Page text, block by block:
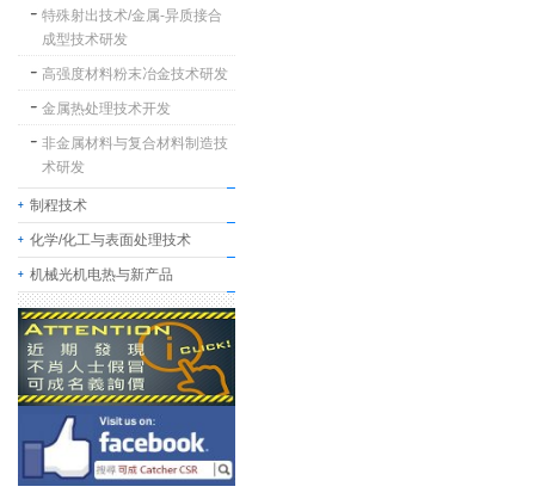
特殊射出技术/金属-异质接合
成型技术研发
高强度材料粉末冶金技术研发
金属热处理技术开发
非金属材料与复合材料制造技
术研发
制程技术
化学/化工与表面处理技术
机械光机电热与新产品